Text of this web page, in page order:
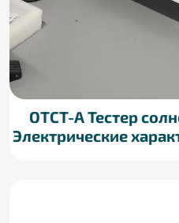
OTCT-A Тестер
Электрические